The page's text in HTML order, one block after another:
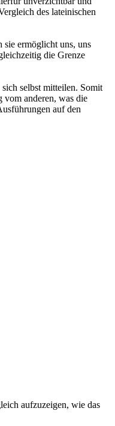
des lateinischen
sie ermöglicht uns, uns
die Grenze
selbst mitteilen. Somit
vom anderen, was die
auf den
aufzuzeigen, wie das